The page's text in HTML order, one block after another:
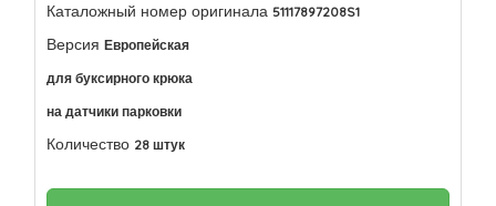
Каталожный номер оригинала 51117897208S1
Версия Европейская
для буксирного крюка
на датчики парковки
Количество 28 штук